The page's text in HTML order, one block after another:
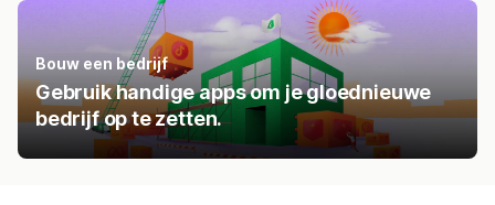
Bouw een bedrijf
Gebruik handige apps om je gloednieuwe
bedrijf op te zetten.